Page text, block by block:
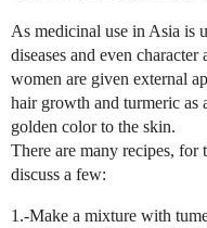
As medicinal use in Asia is
diseases and even
women are given external
hair growth and turmeric as
golden color to the skin.
There are many recipes,
discuss a few:
1.-Make a mixture with